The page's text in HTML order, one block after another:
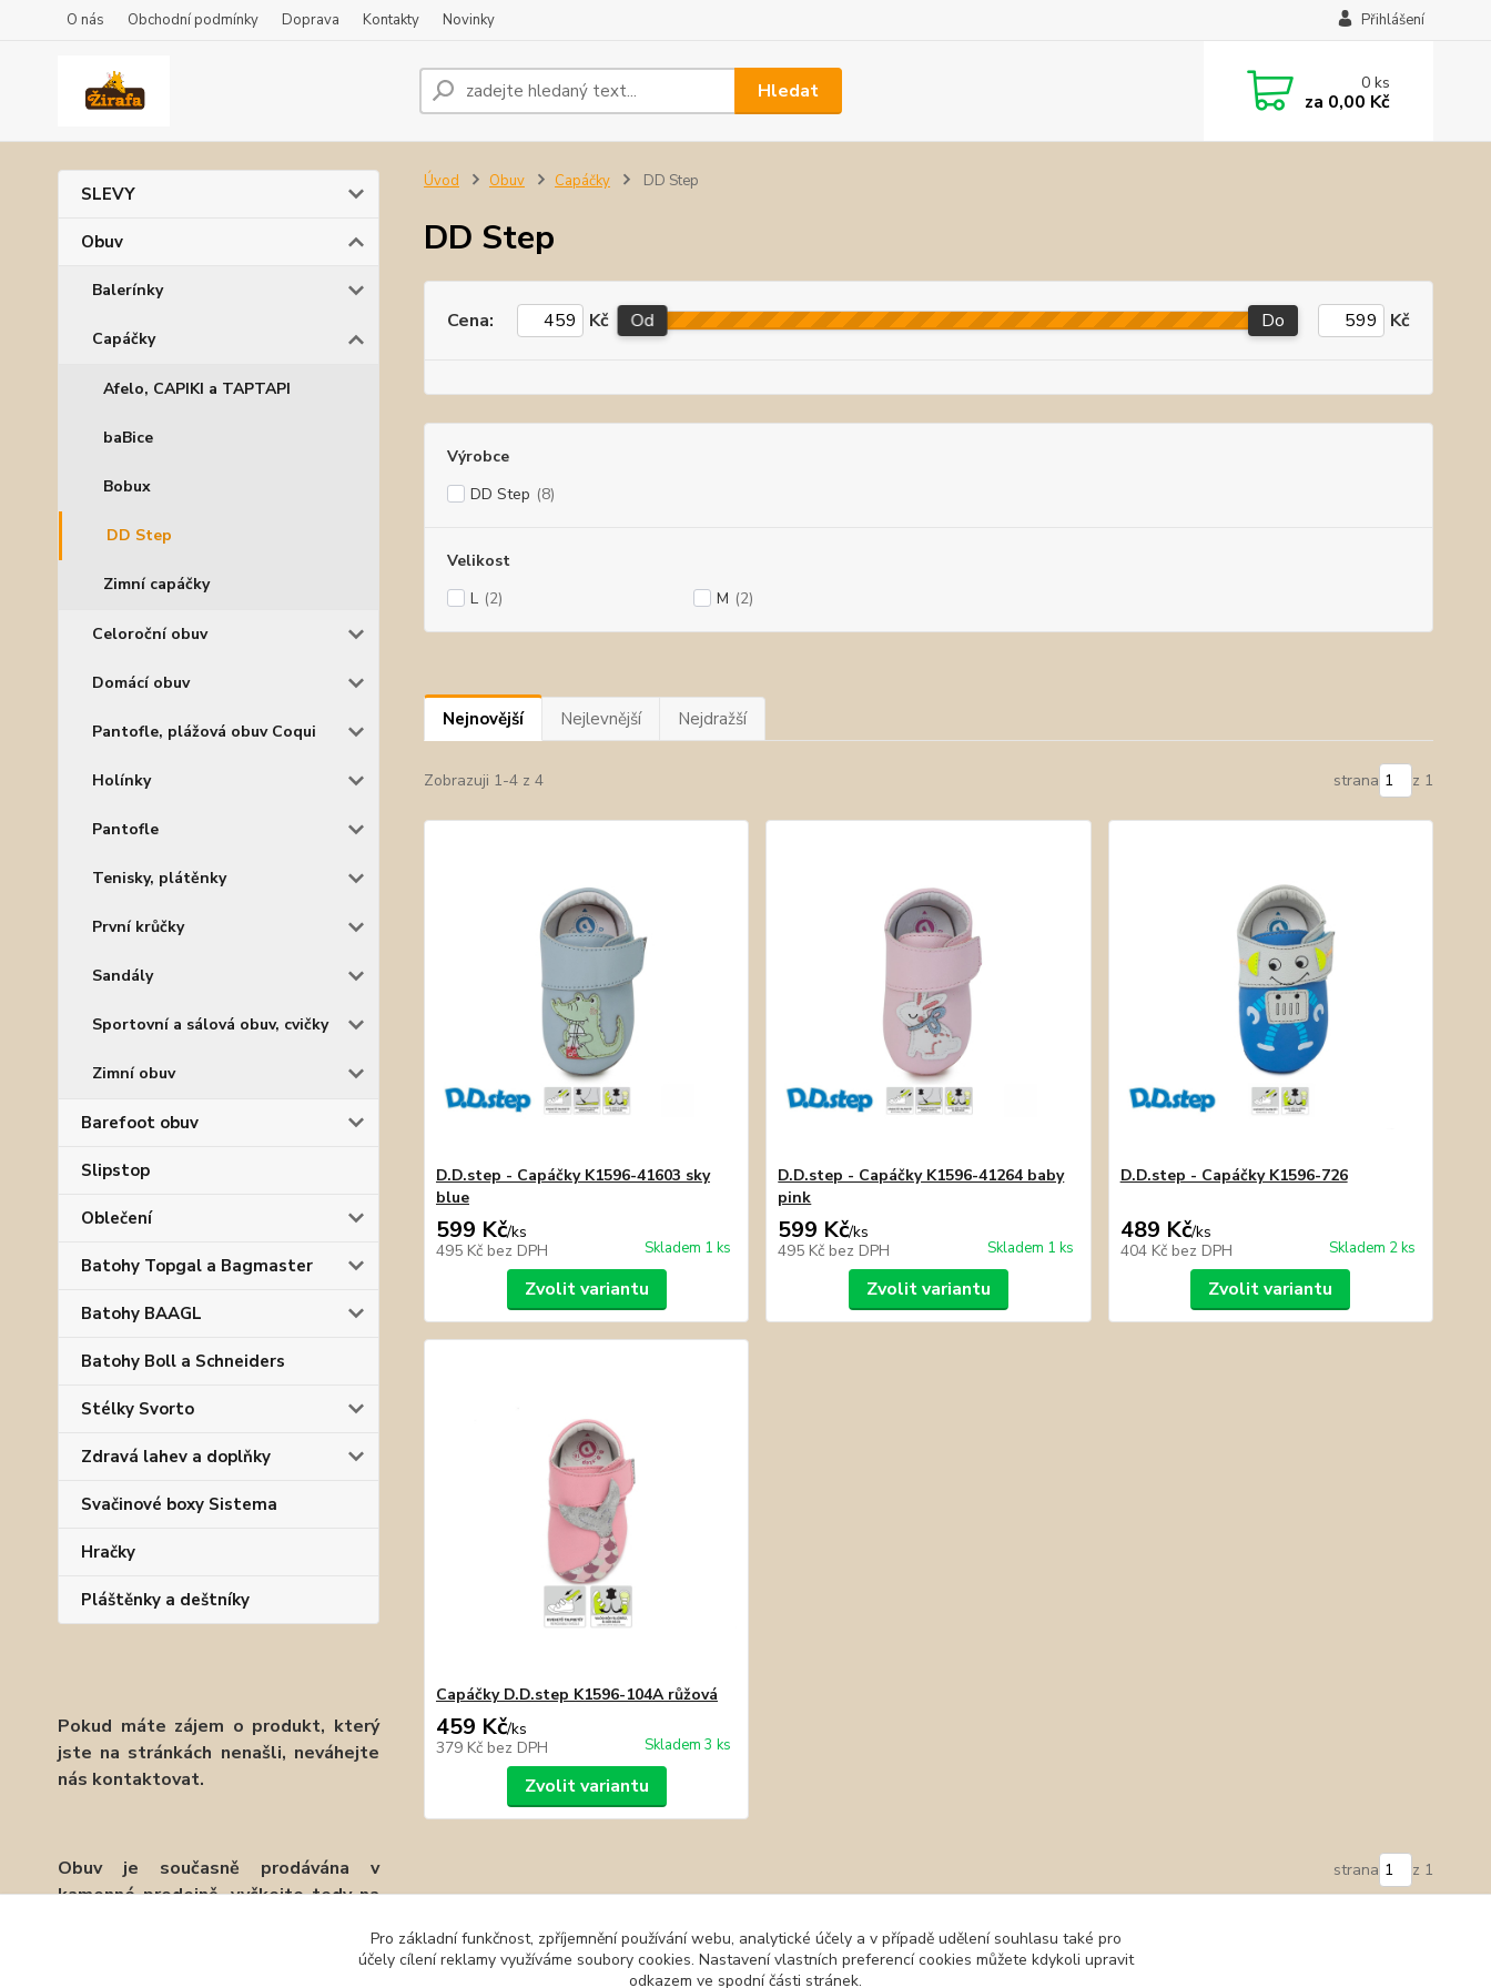
O nás Obchodní podmínky Doprava Kontakty Novinky Přihlášení
Hledat 0ks
za 0,00 Kč
SLEVY
Obuv
Balerínky
Capáčky
Afelo, CAPIKI a TAPTAPI
baBice
Bobux
DD Step
Zimní capáčky
Celoroční obuv
Domácí obuv
Pantofle, plážová obuv Coqui
Holínky
Pantofle
Tenisky, plátěnky
První krůčky
Sandály
Sportovní a sálová obuv, cvičky
Zimní obuv
Barefoot obuv
Slipstop
Oblečení
Batohy Topgal a Bagmaster
Batohy BAAGL
Batohy Boll a Schneiders
Stélky Svorto
Zdravá lahev a doplňky
Svačinové boxy Sistema
Hračky
Pláštěnky a deštníky
Pokud máte zájem o produkt, který
jste na stránkách nenašli, neváhejte
nás kontaktovat.
Obuv je současně prodávána v
kamenné prodejně, vyčkejte tedy na
Úvod Obuv Capáčky DD Step
DD Step
Cena: Kč Od Do Kč
Výrobce
DD Step (8)
Velikost
L (2) M (2)
Nejnovější Nejlevnější Nejdražší
Zobrazuji 1-4 z 4 strana z 1
D.D.step - Capáčky K1596-41603 sky
blue
599 Kč/ks
495 Kč bez DPH Skladem 1 ks
Zvolit variantu
D.D.step - Capáčky K1596-41264 baby
pink
599 Kč/ks
495 Kč bez DPH Skladem 1 ks
Zvolit variantu
D.D.step - Capáčky K1596-726
489 Kč/ks
404 Kč bez DPH Skladem 2 ks
Zvolit variantu
Capáčky D.D.step K1596-104A růžová
459 Kč/ks
379 Kč bez DPH Skladem 3 ks
Zvolit variantu
strana z 1
Pro základní funkčnost, zpříjemnění používání webu, analytické účely a v případě udělení souhlasu také pro
účely cílení reklamy využíváme soubory cookies. Nastavení vlastních preferencí cookies můžete kdykoli upravit
odkazem ve spodní části stránek.